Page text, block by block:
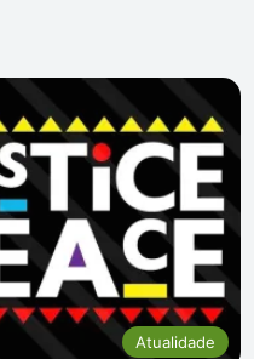
Atualidade